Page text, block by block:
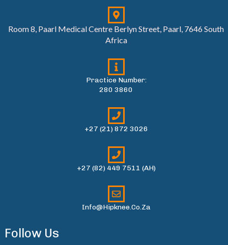
Room 8, Paarl Medical Centre Berlyn Street, Paarl, 7646 South
Africa
Practice Number:
280 3860
+27 (21) 872 3026
+27 (82) 449 7511 (AH)
Info@hipknee.co.za
Follow Us